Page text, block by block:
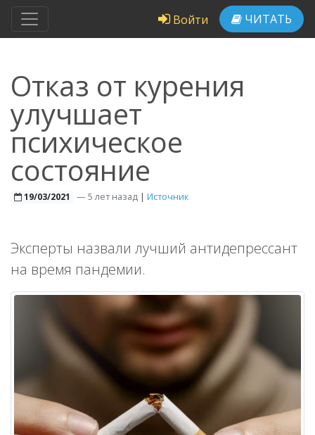
Войти ЧИТАТЬ
Отказ от курения
улучшает
психическое
состояние
19/03/2021 —5 лет назад | Источник
Эксперты назвали лучший антидепрессант
на время пандемии.